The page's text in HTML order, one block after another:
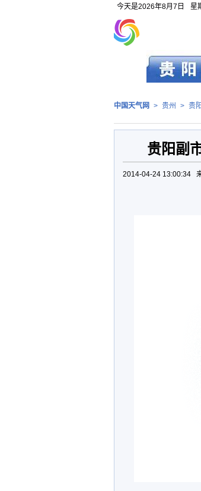
今天是2026年8月7日 星
中国天气网 > 贵州 > 贵阳
贵阳副
2014-04-24 13:00:34